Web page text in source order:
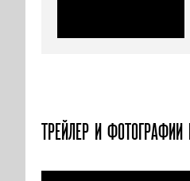
ТРЕЙЛЕР И ФОТОГРАФИИ